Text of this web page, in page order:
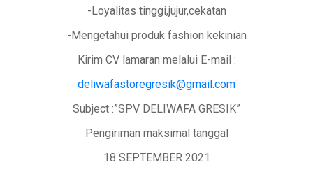
-Loyalitas tinggi,jujur,cekatan
-Mengetahui produk fashion kekinian
Kirim CV lamaran melalui E-mail :
deliwafastoregresik@gmail.com
Subject :”SPV DELIWAFA GRESIK”
Pengiriman maksimal tanggal
18 SEPTEMBER 2021